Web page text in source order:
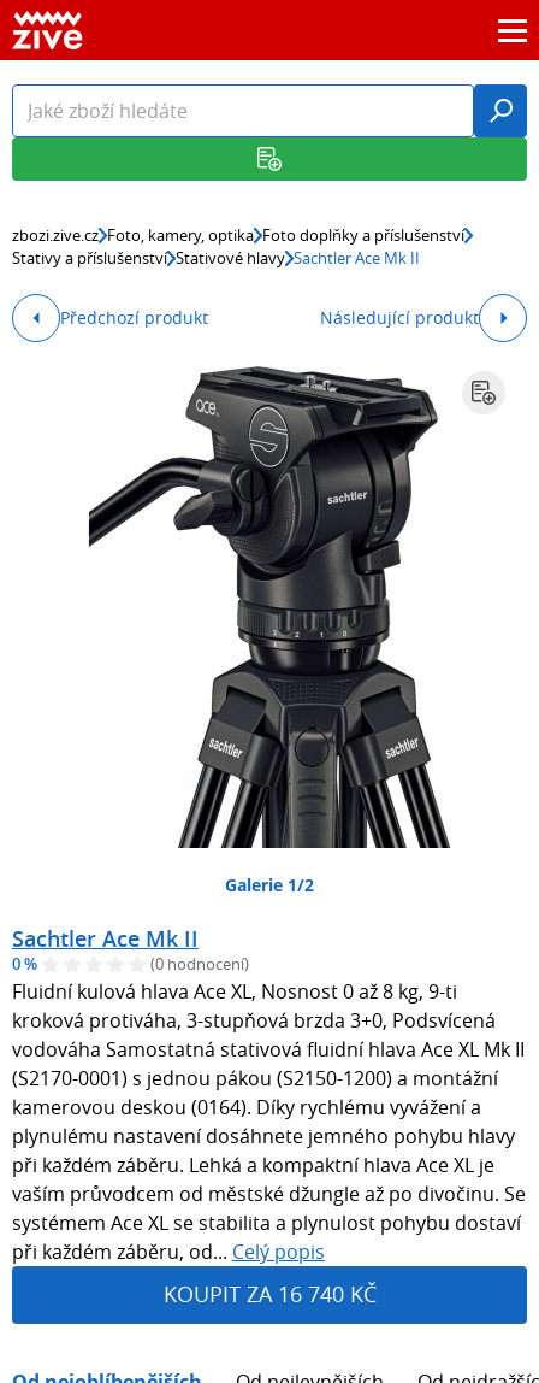
zbozi.zive.cz Foto, kamery, optika Foto doplňky a příslušenství
Stativy a příslušenství Stativové hlavy Sachtler Ace Mk II
Předchozí produkt Následující produkt
Galerie 1/2
Sachtler Ace Mk II
0 % (0 hodnocení)
Fluidní kulová hlava Ace XL, Nosnost 0 až 8 kg, 9-ti
kroková protiváha, 3-stupňová brzda 3+0, Podsvícená
vodováha Samostatná stativová fluidní hlava Ace XL Mk II
(S2170-0001) s jednou pákou (S2150-1200) a montážní
kamerovou deskou (0164). Díky rychlému vyvážení a
plynulému nastavení dosáhnete jemného pohybu hlavy
při každém záběru. Lehká a kompaktní hlava Ace XL je
vaším průvodcem od městské džungle až po divočinu. Se
systémem Ace XL se stabilita a plynulost pohybu dostaví
při každém záběru, od... Celý popis
KOUPIT ZA 16 740 KČ